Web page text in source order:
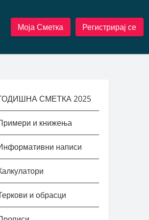
Моја Сметка Регистрирај се
СМЕТКА 2025
и книжења
написи
и обрасци